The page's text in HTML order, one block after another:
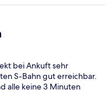
bei Ankuft sehr
S-Bahn gut erreichbar.
alle keine 3 Minuten